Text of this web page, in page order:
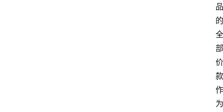
品
的
全
部
价
款
作
为